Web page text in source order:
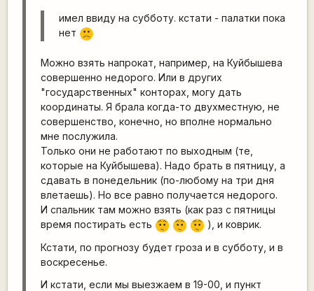
имел ввиду на субботу. кстати - палатки пока
нет
:(
Можно взять напрокат, например, на Куйбышева
совершенно недорого. Или в других
"государственных" конторах, могу дать
координаты. Я брала когда-то двухместную, не
совершенство, конечно, но вполне нормально
мне послужила.
Только они не работают по выходным (те,
которые на Куйбышева). Надо брать в пятницу, а
сдавать в понедельник (по-любому на три дня
влетаешь). Но все равно получается недорого.
И спальник там можно взять (как раз с пятницы
время постирать есть :-/ :-/ :-/ ), и коврик.
Кстати, по прогнозу будет гроза и в субботу, и в
воскресенье.
И кстати, если мы выезжаем в 19-00, и пункт